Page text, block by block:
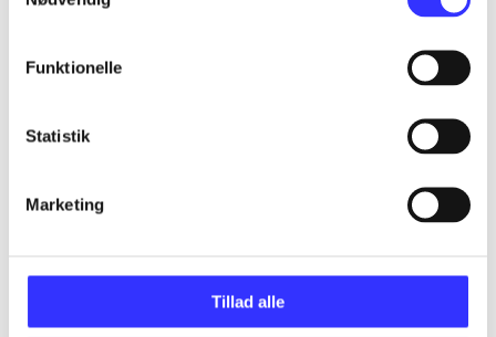
Funktionelle
Statistik
Marketing
Tillad alle
...
...
...